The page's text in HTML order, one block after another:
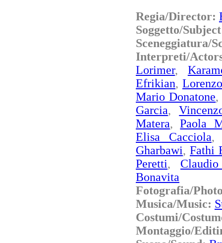
Regia/Director:
Soggetto/
Sceneggiatura/
Interpreti/
Lorimer,
Efrikian,
Mario Donatone
Garcia,
Matera,Paola
Elisa Cacciola
Gharbawi, Fathi
Peretti,
Bonavita
Fotografia/
Musica/Music:
Costumi/
Montaggio/